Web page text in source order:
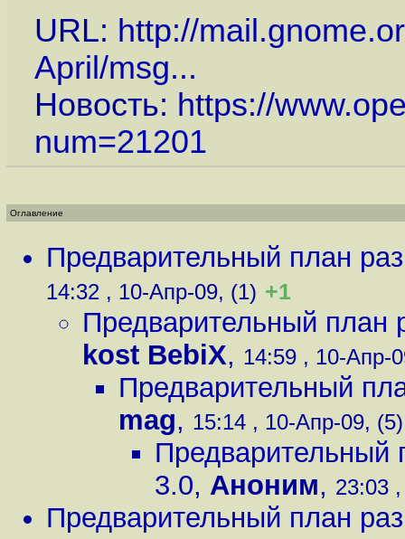
URL: http://
April/msg...
Новость: https://
num=21201
Оглавление
Предварительный план
14:32 , 10-Апр-09, (1) +1
Предварительный план
kost BebiX, 14:59 , 10-Апр-
Предварительный
mag, 15:14 , 10-Апр-09, (5)
Предварительный
3.0, Аноним, 23:03
Предварительный план